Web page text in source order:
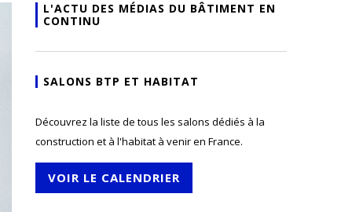
idée mais...
il encore sa place dans un monde
Rénover une salle de bains : gagner
à notre
L'ACTU DES MÉDIAS DU BÂTIMENT EN
CONTINU
SALONS BTP ET HABITAT
Découvrez la liste de tous les salons dédiés à la
construction et à l'habitat à venir en France.
VOIR LE CALENDRIER